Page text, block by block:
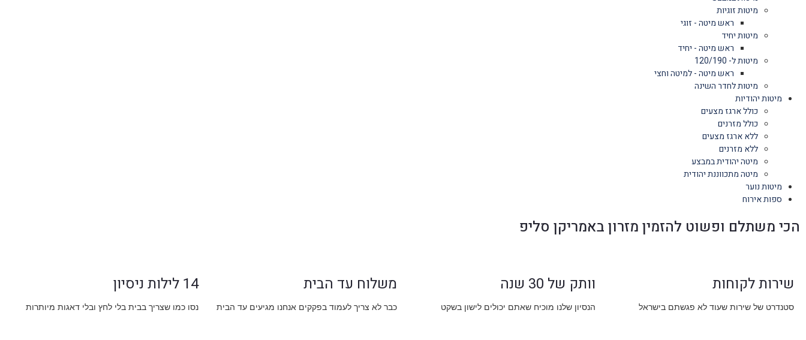
מיטות זוגיות
ראש מיטה - זוגי
מיטות יחיד
ראש מיטה - יחיד
מיטות ל- 120/190
ראש מיטה - למיטה וחצי
מיטות לחדר השינה
מיטות יהודיות
כולל ארגז מצעים
כולל מזרנים
ללא ארגז מצעים
ללא מזרנים
מיטה יהודית במבצע
מיטה מתכווננת יהודית
מיטות נוער
ספות אירוח
הכי משתלם ופשוט להזמין מזרון באמריקן סליפ
שירות לקוחות
סטנדרט של שירות שעוד לא פגשתם בישראל
וותק של 30 שנה
הנסיון שלנו מוכיח שאתם יכולים לישון בשקט
משלוח עד הבית
כבר לא צריך לעמוד בפקקים אנחנו מגיעים עד הבית
14 לילות ניסיון
נסו כמו שצריך בבית בלי לחץ ובלי דאגות מיותרות